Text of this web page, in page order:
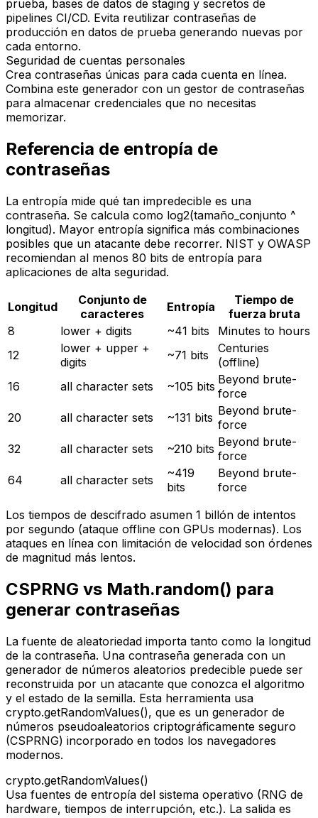
prueba, bases de datos de staging y secretos de
pipelines CI/CD. Evita reutilizar contraseñas de
producción en datos de prueba generando nuevas por
cada entorno.
Seguridad de cuentas personales
Crea contraseñas únicas para cada cuenta en línea.
Combina este generador con un gestor de contraseñas
para almacenar credenciales que no necesitas
memorizar.
Referencia de entropía de
contraseñas
La entropía mide qué tan impredecible es una
contraseña. Se calcula como log2(tamaño_conjunto ^
longitud). Mayor entropía significa más combinaciones
posibles que un atacante debe recorrer. NIST y OWASP
recomiendan al menos 80 bits de entropía para
aplicaciones de alta seguridad.
Longitud
Conjunto de
caracteres
Entropía
Tiempo de
fuerza bruta
8
lower + digits ~41 bits
Minutes to hours
12
lower + upper +
digits
~71 bits
Centuries
(offline)
16
all character sets ~105 bits Beyond brute-
force
20
all character sets ~131 bits Beyond brute-
force
32
all character sets ~210 bits Beyond brute-
force
64
all character sets
~419
bits
Beyond brute-
force
Los tiempos de descifrado asumen 1 billón de intentos
por segundo (ataque offline con GPUs modernas). Los
ataques en línea con limitación de velocidad son órdenes
de magnitud más lentos.
CSPRNG vs Math.random() para
generar contraseñas
La fuente de aleatoriedad importa tanto como la longitud
de la contraseña. Una contraseña generada con un
generador de números aleatorios predecible puede ser
reconstruida por un atacante que conozca el algoritmo
y el estado de la semilla. Esta herramienta usa
crypto.getRandomValues(), que es un generador de
números pseudoaleatorios criptográficamente seguro
(CSPRNG) incorporado en todos los navegadores
modernos.
crypto.getRandomValues()
Usa fuentes de entropía del sistema operativo (RNG de
hardware, tiempos de interrupción, etc.). La salida es